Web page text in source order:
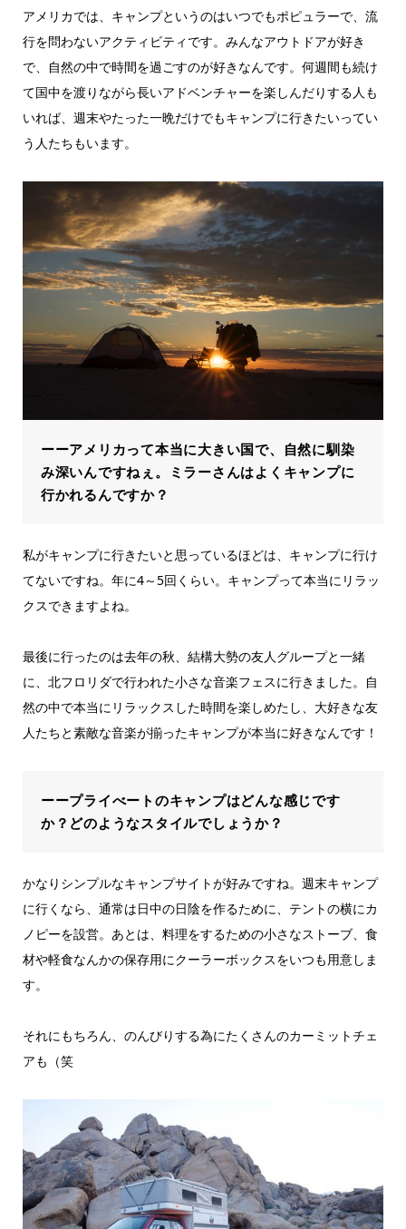
アメリカでは、キャンプというのはいつでもポピュラーで、流
行を問わないアクティビティです。みんなアウトドアが好き
で、自然の中で時間を過ごすのが好きなんです。何週間も続け
て国中を渡りながら長いアドベンチャーを楽しんだりする人も
いれば、週末やたった一晩だけでもキャンプに行きたいってい
う人たちもいます。
ーーアメリカって本当に大きい国で、自然に馴染
み深いんですねぇ。ミラーさんはよくキャンプに
行かれるんですか？
私がキャンプに行きたいと思っているほどは、キャンプに行け
てないですね。年に4～5回くらい。キャンプって本当にリラッ
クスできますよね。
最後に行ったのは去年の秋、結構大勢の友人グループと一緒
に、北フロリダで行われた小さな音楽フェスに行きました。自
然の中で本当にリラックスした時間を楽しめたし、大好きな友
人たちと素敵な音楽が揃ったキャンプが本当に好きなんです！
ーープライべートのキャンプはどんな感じです
か？どのようなスタイルでしょうか？
かなりシンプルなキャンプサイトが好みですね。週末キャンプ
に行くなら、通常は日中の日陰を作るために、テントの横にカ
ノピーを設営。あとは、料理をするための小さなストーブ、食
材や軽食なんかの保存用にクーラーボックスをいつも用意しま
す。
それにもちろん、のんびりする為にたくさんのカーミットチェ
アも（笑